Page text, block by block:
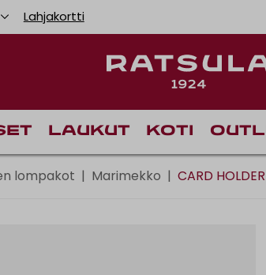
Lahjakortti
Laukut Koti
lompakot | Marimekko | CARD